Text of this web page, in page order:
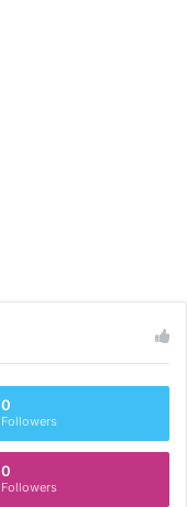
0
Followers
0
Followers